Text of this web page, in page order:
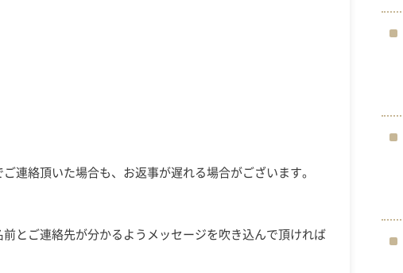
連絡頂いた場合も、お返事が遅れる場合がございます。
とご連絡先が分かるようメッセージを吹き込んで頂ければ